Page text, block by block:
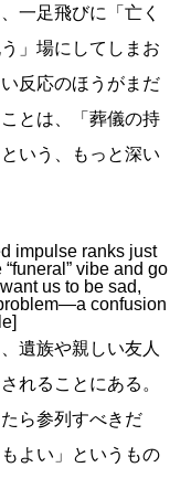
一足飛びに「亡く
」場にしてしまお
反応のほうがまだ
とは、「葬儀の持
いう、もっと深い
impulse ranks just
vibe and go
us to be sad,
confusion
遺族や親しい友人
れることにある。
ら参列すべきだ
よい」というもの